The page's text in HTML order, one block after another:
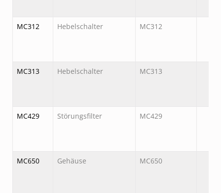
MC312 Hebelschalter MC312
MC313 Hebelschalter MC313
MC429 Störungsfilter MC429
MC650 Gehäuse MC650